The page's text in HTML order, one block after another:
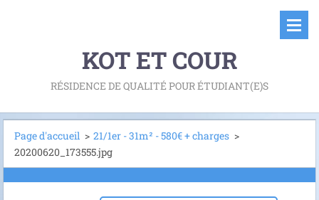
KOT ET COUR
RÉSIDENCE DE QUALITÉ POUR ÉTUDIANT(E)S
Page d'accueil > 21/1er - 31m² - 580€ + charges >
20200620_173555.jpg